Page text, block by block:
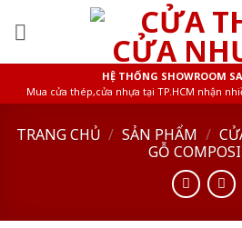
HỆ THỐNG SHOWROOM
Mua cửa thép,cửa nhựa tại TP.HCM nhận
TRANG CHỦ / SẢN PHẨM /
GỖ